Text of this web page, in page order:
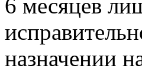
6 месяцев
назначении